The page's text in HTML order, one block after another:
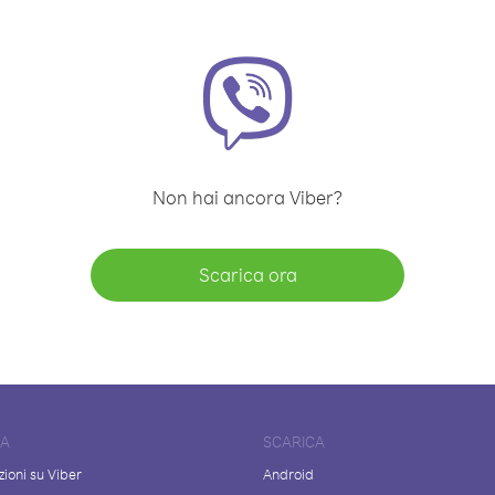
Non hai ancora Viber?
Scarica ora
su Viber
SCARICA
Android